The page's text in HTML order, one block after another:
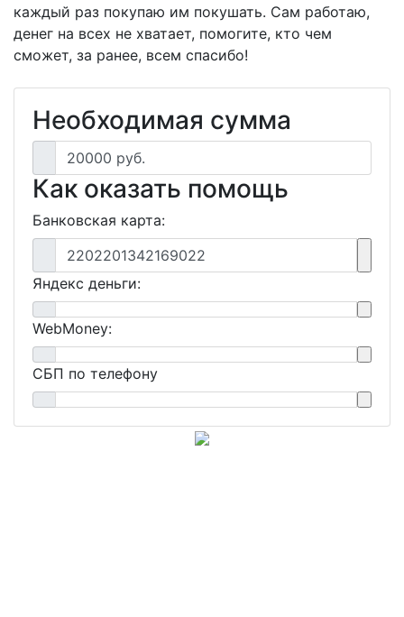
каждый раз покупаю им покушать. Сам работаю,
денег на всех не хватает, помогите, кто чем
сможет, за ранее, всем спасибо!
Необходимая сумма
20000 руб.
Как оказать помощь
Банковская карта:
2202201342169022
Яндекс деньги:
WebMoney:
СБП по телефону